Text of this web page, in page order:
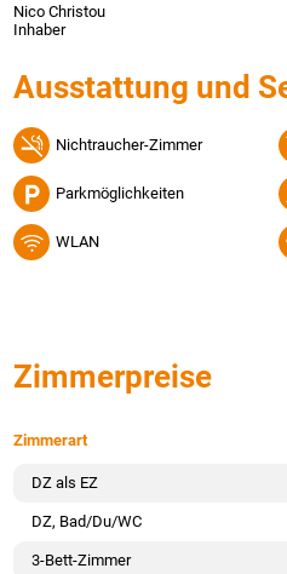
Ausstattung und
Nichtraucher-Zimmer
Parkmöglichkeiten
WLAN
Zimmerpreise
Zimmerart
DZ als EZ
DZ, Bad/Du/WC
3-Bett-Zimmer
Nico Christou
Inhaber